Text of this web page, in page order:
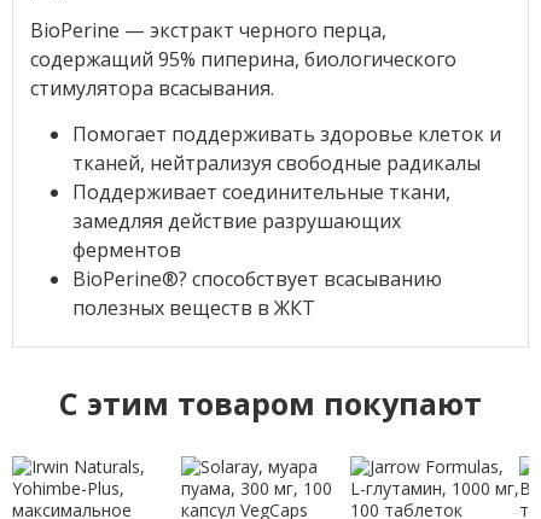
BioPerine — экстракт черного перца,
содержащий 95% пиперина, биологического
стимулятора всасывания.
Помогает поддерживать здоровье клеток и
тканей, нейтрализуя свободные радикалы
Поддерживает соединительные ткани,
замедляя действие разрушающих
ферментов
BioPerine®? способствует всасыванию
полезных веществ в ЖКТ
C этим товаром покупают